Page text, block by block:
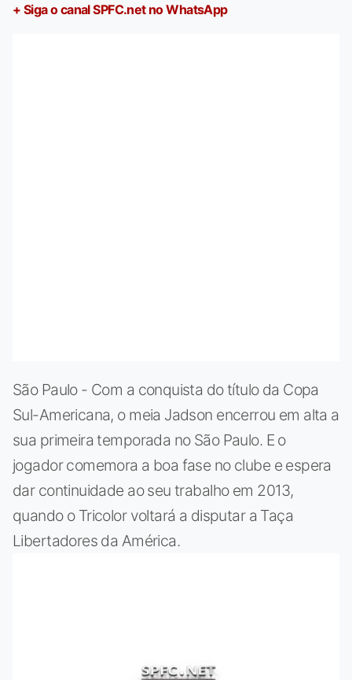
+ Siga o canal SPFC.net no WhatsApp
São Paulo - Com a conquista do título da Copa
Sul-Americana, o meia Jadson encerrou em alta a
sua primeira temporada no São Paulo. E o
jogador comemora a boa fase no clube e espera
dar continuidade ao seu trabalho em 2013,
quando o Tricolor voltará a disputar a Taça
Libertadores da América.